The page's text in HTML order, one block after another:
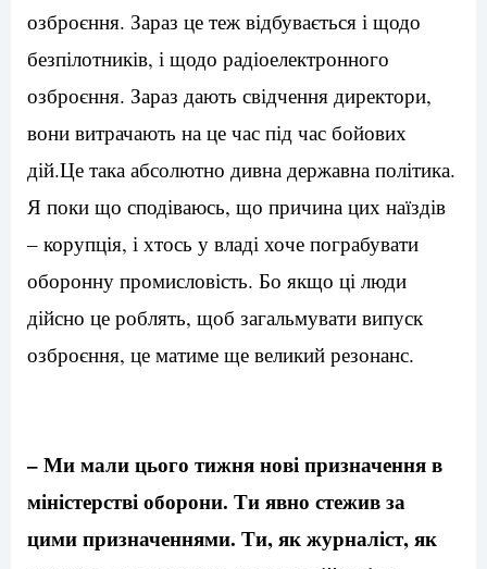
озброєння. Зараз це теж відбувається і щодо
безпілотників, і щодо радіоелектронного
озброєння. Зараз дають свідчення директори,
вони витрачають на це час під час бойових
дій.Це така абсолютно дивна державна політика.
Я поки що сподіваюсь, що причина цих наїздів
– корупція, і хтось у владі хоче пограбувати
оборонну промисловість. Бо якщо ці люди
дійсно це роблять, щоб загальмувати випуск
озброєння, це матиме ще великий резонанс.
– Ми мали цього тижня нові призначення в
міністерстві оборони. Ти явно стежив за
цими призначеннями. Ти, як журналіст, як